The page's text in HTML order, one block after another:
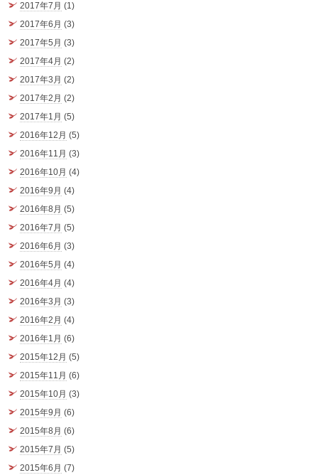
2017年7月 (1)
2017年6月 (3)
2017年5月 (3)
2017年4月 (2)
2017年3月 (2)
2017年2月 (2)
2017年1月 (5)
2016年12月 (5)
2016年11月 (3)
2016年10月 (4)
2016年9月 (4)
2016年8月 (5)
2016年7月 (5)
2016年6月 (3)
2016年5月 (4)
2016年4月 (4)
2016年3月 (3)
2016年2月 (4)
2016年1月 (6)
2015年12月 (5)
2015年11月 (6)
2015年10月 (3)
2015年9月 (6)
2015年8月 (6)
2015年7月 (5)
2015年6月 (7)